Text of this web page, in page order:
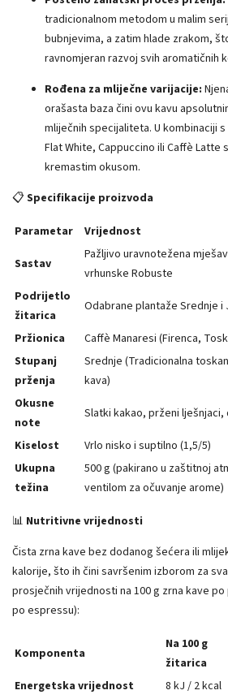
tradicionalnom metodom u malim
bubnjevima, a zatim hlade zrakom,
ravnomjeran razvoj svih aromatičnih
Rođena za mliječne varijacije:
orašasta baza čini ovu kavu
mliječnih specijaliteta. U kombinaciji
Flat White, Cappuccino ili Caffè Latte
kremastim okusom.
📋 Specifikacije proizvoda
Parametar
Vrijednost
Sastav
Pažljivo uravnotežena
vrhunske Robuste
Podrijetlo
žitarica
Odabrane plantaže Srednje i
Pržionica
Caffè Manaresi (Firenca,
Stupanj
prženja
Srednje (Tradicionalna
kava)
Okusne
note
Slatki kakao, prženi lješnjaci,
Kiselost
Vrlo nisko i suptilno (1,5/5)
Ukupna
težina
500 g (pakirano u zaštitnoj
ventilom za očuvanje arome)
📊 Nutritivne vrijednosti
Čista zrna kave bez dodanog šećera ili
kalorije, što ih čini savršenim izborom za
prosječnih vrijednosti na 100 g zrna kave
po espressu):
Komponenta
Na 100 g
žitarica
Energetska vrijednost
8 kJ / 2 kcal